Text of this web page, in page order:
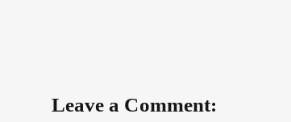
Leave a Comment: